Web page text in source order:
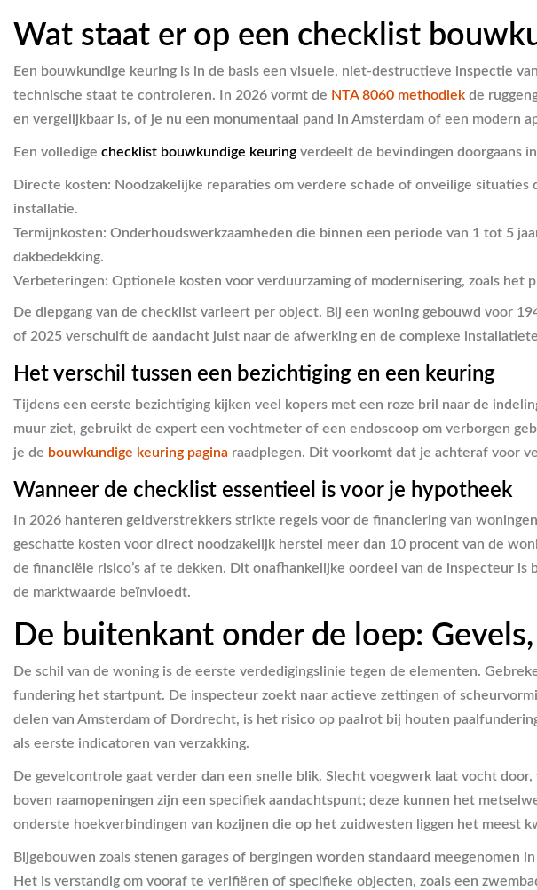
Wat staat er op een checklist
Een bouwkundige keuring is in de basis een visuele, niet-destructieve inspectie
technische staat te controleren. In 2026 vormt de NTA 8060 methodiek de
en vergelijkbaar is, of je nu een monumentaal pand in Amsterdam of een modern
Een volledige checklist bouwkundige keuring verdeelt de bevindingen doorgaans
Directe kosten: Noodzakelijke reparaties om verdere schade of onveilige
installatie.
Termijnkosten: Onderhoudswerkzaamheden die binnen een periode van 1 tot 5
dakbedekking.
Verbeteringen: Optionele kosten voor verduurzaming of modernisering, zoals het
De diepgang van de checklist varieert per object. Bij een woning gebouwd voor
of 2025 verschuift de aandacht juist naar de afwerking en de complexe
Het verschil tussen een bezichtiging en een keuring
Tijdens een eerste bezichtiging kijken veel kopers met een roze bril naar de
muur ziet, gebruikt de expert een vochtmeter of een endoscoop om verborgen
je de bouwkundige keuring pagina raadplegen. Dit voorkomt dat je achteraf voor
Wanneer de checklist essentieel is voor je hypotheek
In 2026 hanteren geldverstrekkers strikte regels voor de financiering van
geschatte kosten voor direct noodzakelijk herstel meer dan 10 procent van de
de financiële risico’s af te dekken. Dit onafhankelijke oordeel van de inspecteur
de marktwaarde beïnvloedt.
De buitenkant onder de loep:
De schil van de woning is de eerste verdedigingslinie tegen de elementen.
fundering het startpunt. De inspecteur zoekt naar actieve zettingen of
delen van Amsterdam of Dordrecht, is het risico op paalrot bij houten
als eerste indicatoren van verzakking.
De gevelcontrole gaat verder dan een snelle blik. Slecht voegwerk laat vocht
boven raamopeningen zijn een specifiek aandachtspunt; deze kunnen het
onderste hoekverbindingen van kozijnen die op het zuidwesten liggen het meest
Bijgebouwen zoals stenen garages of bergingen worden standaard
Het is verstandig om vooraf te verifiëren of specifieke objecten, zoals een